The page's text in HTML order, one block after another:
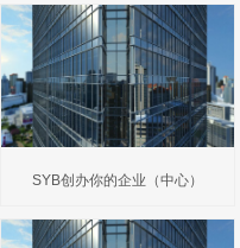
SYB创办你的企业（中心）